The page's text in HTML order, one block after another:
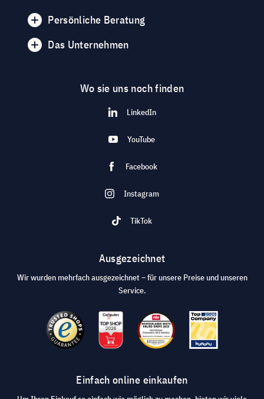
Persönliche Beratung
Das Unternehmen
Wo sie uns noch finden
LinkedIn
YouTube
Facebook
Instagram
TikTok
Ausgezeichnet
Wir wurden mehrfach ausgezeichnet – für unsere Preise und unseren
Service.
Einfach online einkaufen